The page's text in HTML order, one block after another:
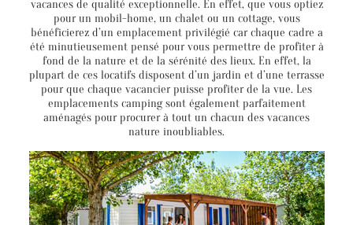
vacances de qualité exceptionnelle. En effet, que vous optiez
pour un mobil-home, un chalet ou un cottage, vous
bénéficierez d’un emplacement privilégié car chaque cadre a
été minutieusement pensé pour vous permettre de profiter à
fond de la nature et de la sérénité des lieux. En effet, la
plupart de ces locatifs disposent d’un jardin et d’une terrasse
pour que chaque vacancier puisse profiter de la vue. Les
emplacements camping sont également parfaitement
aménagés pour procurer à tout un chacun des vacances
nature inoubliables.